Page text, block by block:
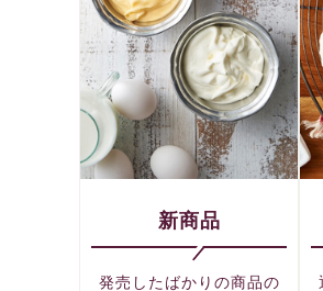
新商品
発売したばかりの商品の